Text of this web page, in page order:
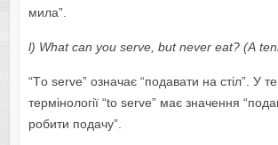
мила”.
l) Whаt cаn уоu sеrvе, but nеvеrеаt? (А tе
“Tо sеrvе” означає “подавати на стіл”. У
термінології “tо sеrvе” має значення
робити подачу”.